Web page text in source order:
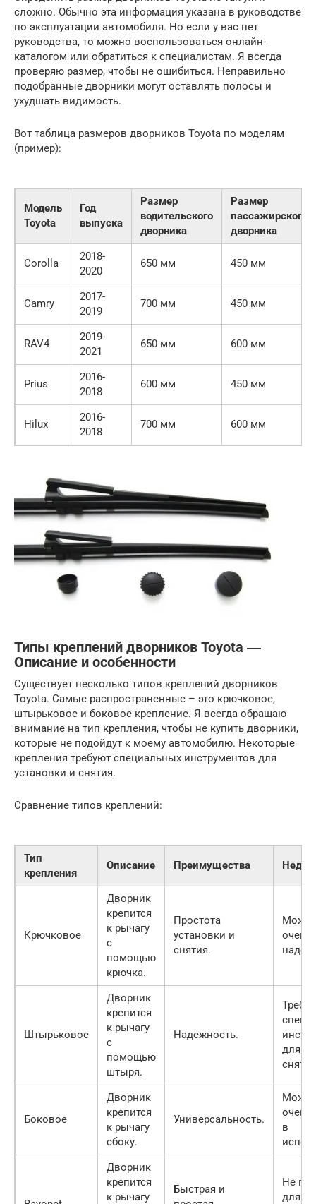
сложно. Обычно эта информация указана в руководстве
по эксплуатации автомобиля. Но если у вас нет
руководства, то можно воспользоваться онлайн-
каталогом или обратиться к специалистам. Я всегда
проверяю размер, чтобы не ошибиться. Неправильно
подобранные дворники могут оставлять полосы и
ухудшать видимость.
Вот таблица размеров дворников Toyota по моделям
(пример):
Модель
Toyota
Год
выпуска
Размер
водительского
дворника
Размер
пассажирского
дворника
Corolla
2018-
2020
650 мм 450 мм
Camry
2017-
2019
700 мм 450 мм
RAV4
2019-
2021
650 мм 600 мм
Prius
2016-
2018
600 мм 450 мм
Hilux
2016-
2018
700 мм 600 мм
Типы креплений дворников Toyota ―
Описание и особенности
Существует несколько типов креплений дворников
Toyota. Самые распространенные – это крючковое,
штырьковое и боковое крепление. Я всегда обращаю
внимание на тип крепления, чтобы не купить дворники,
которые не подойдут к моему автомобилю. Некоторые
крепления требуют специальных инструментов для
установки и снятия.
Сравнение типов креплений:
Тип
крепления
Описание Преимущества
Крючковое
Дворник
крепится
к рычагу
с
помощью
крючка.
Простота
установки и
снятия.
очень
Штырьковое
Дворник
крепится
к рычагу
с
помощью
штыря.
Надежность.
для
Боковое
Дворник
крепится
к рычагу
сбоку.
Универсальность.
в
Дворник
крепится
к рычагу
Быстрая и
Не
для